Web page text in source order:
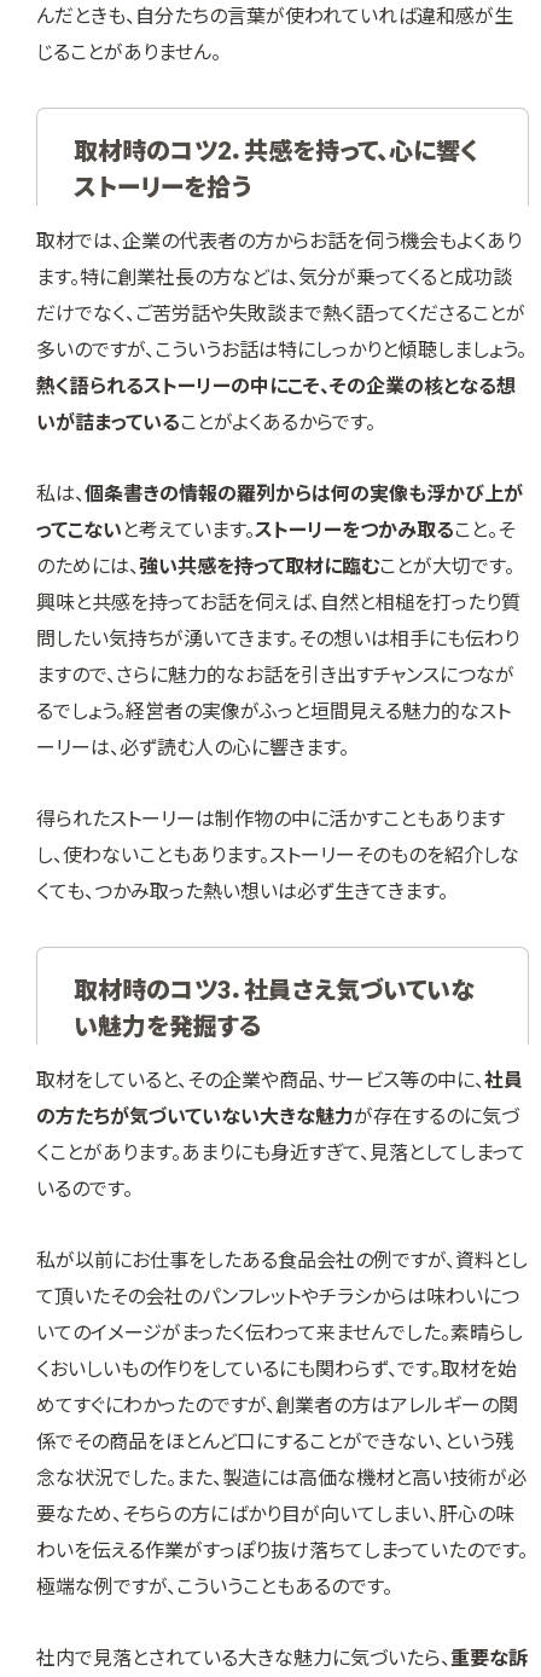
んだときも、自分たちの言葉が使われていれば違和感が生
じることがありません。
取材時のコツ2．共感を持って、心に響く
ストーリーを拾う
取材では、企業の代表者の方からお話を伺う機会もよくあり
ます。特に創業社長の方などは、気分が乗ってくると成功談
だけでなく、ご苦労話や失敗談まで熱く語ってくださることが
多いのですが、こういうお話は特にしっかりと傾聴しましょう。
熱く語られるストーリーの中にこそ、その企業の核となる想
いが詰まっていることがよくあるからです。
私は、個条書きの情報の羅列からは何の実像も浮かび上が
ってこない と考えています。ストーリーをつかみ取ること。そ
のためには、強い共感を持って取材に臨むことが大切です。
興味と共感を持ってお話を伺えば、自然と相槌を打ったり質
問したい気持ちが湧いてきます。その想いは相手にも伝わり
ますので、さらに魅力的なお話を引き出すチャンスにつなが
るでしょう。経営者の実像がふっと垣間見える魅力的なスト
ーリーは、必ず読む人の心に響きます。
得られたストーリーは制作物の中に活かすこともあります
し、使わないこともあります。ストーリーそのものを紹介しな
くても、つかみ取った熱い想いは必ず生きてきます。
取材時のコツ3．社員さえ気づいていな
い魅力を発掘する
取材をしていると、その企業や商品、サービス等の中に、社員
の方たちが気づいていない大きな魅力が存在するのに気づ
くことがあります。あまりにも身近すぎて、見落としてしまって
いるのです。
私が以前にお仕事をしたある食品会社の例ですが、資料とし
て頂いたその会社のパンフレットやチラシからは味わいにつ
いてのイメージがまったく伝わって来ませんでした。素晴らし
くおいしいもの作りをしているにも関わらず、です。取材を始
めてすぐにわかったのですが、創業者の方はアレルギーの関
係でその商品をほとんど口にすることができない、という残
念な状況でした。また、製造には高価な機材と高い技術が必
要なため、そちらの方にばかり目が向いてしまい、肝心の味
わいを伝える作業がすっぽり抜け落ちてしまっていたのです。
極端な例ですが、こういうこともあるのです。
社内で見落とされている大きな魅力に気づいたら、重要な訴